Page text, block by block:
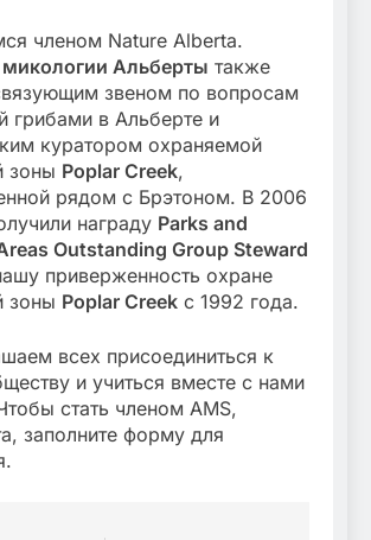
членом Nature Alberta.
Альберты также
звеном по вопросам
грибами в Альберте и
куратором охраняемой
зоны Poplar Creek,
рядом с Брэтоном. В 2006
награду Parks and
Outstanding Group Steward
приверженность охране
зоны Poplar Creek с 1992 года.
всех присоединиться к
и учиться вместе с нами
стать членом AMS,
заполните форму для